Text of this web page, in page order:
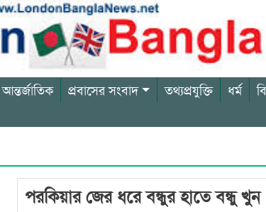
আন্তর্জাতিক প্রবাসের সংবাদ তথ্যপ্রযুক্তি ধর্ম
পরকিয়ার জের ধরে বন্ধুর হাতে বন্ধু খুন